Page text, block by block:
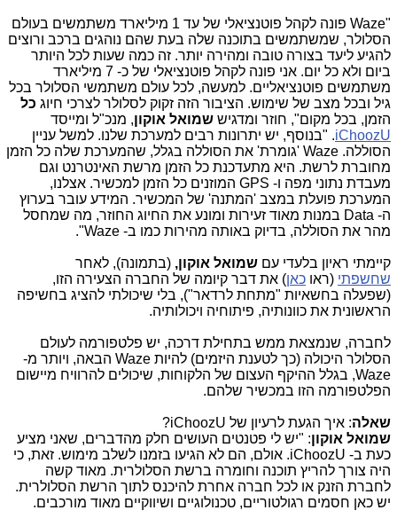
"
Waze
פונה לקהל פוטנציאלי של עד 1 מיליארד משתמשים בעולם
הסלולר, שמשתמשים בתוכנה שלה בעת שהם נוהגים ברכב ורוצים
להגיע ליעד בצורה טובה ומהירה יותר. זה כמה שעות לכל היותר
ביום ולא כל יום. אני פונה לקהל פוטנציאלי של כ- 7 מיליארד
משתמשים פוטנציאליים. למעשה, לכל עולם משתמשי הסלולר בכל
גיל ובכל מצב של שימוש. הציבור הזה זקוק לסלולר לצרכי חיוג כל
הזמן, בכל מקום", חוזר ומדגיש שמואל אוקון, מנכ"ל ומייסד
iChoozU. "בנוסף, יש יתרונות רבים למערכת שלנו. למשל עניין
הסוללה. Waze'גומרת' את הסוללה בגלל, שהמערכת שלה כל הזמן
מחוברת לרשת. היא מתעדכנת כל הזמן מרשת האינטרנט וגם
מעבדת נתוני מפה ו- GPSהמוזנים כל הזמן למכשיר. אצלנו,
המערכת פועלת במצב 'המתנה' של המכשיר. המידע עובר בערוץ
ה- Dataבמנות מאוד זעירות ומונע את החיוג החוזר, מה שמחסל
מהר את הסוללה, בדיוק באותה מהירות כמו ב- Waze
".
קיימתי ראיון בלעדי עם שמואל אוקון,(בתמונה), לאחר
שחשפתי(ראו כאן) את דבר קיומה של החברה הצעירה הזו,
(שפעלה בחשאיות "מתחת לרדאר"), בלי שיכולתי להציג בחשיפה
הראשונית את כוונותיה, פיתוחיה ויכולותיה.
לחברה, שנמצאת ממש בתחילת דרכה, יש פלטפורמה לעולם
הסלולר היכולה (כך לטענת היזמים) להיות Wazeהבאה, ויותר מ-
Waze, בגלל ההיקף העצום של הלקוחות, שיכולים להרוויח מיישום
הפלטפורמה הזו במכשיר שלהם.
שאלה: איך הגעת לרעיון של iChoozU
?
שמואל אוקון: "יש לי פטנטים העושים חלק מהדברים, שאני מציע
כעת ב- iChoozU. אולם, הם לא הגיעו בזמנו לשלב מימוש. זאת, כי
היה צורך להריץ תוכנה וחומרה ברשת הסלולרית. מאוד קשה
לחברת הזנק או לכל חברה אחרת להיכנס לתוך הרשת הסלולרית.
יש כאן חסמים רגולטוריים, טכנולוגיים ושיווקיים מאוד מורכבים.